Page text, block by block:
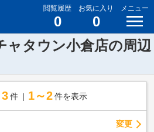
閲覧履歴
0
お気に入り
0
メニュー
ャタウン小倉店の周辺
3 件 1～2 件を表示
変更